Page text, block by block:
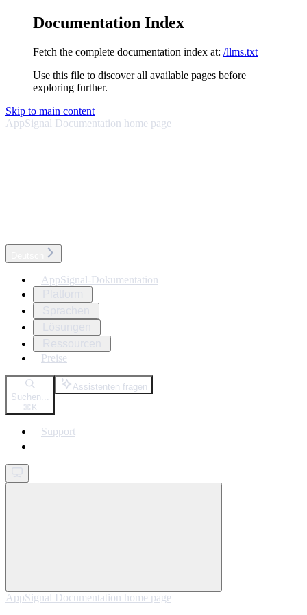
Documentation Index
Fetch the complete documentation index at: /llms.txt
Use this file to discover all available pages before
exploring further.
Skip to main content
AppSignal Documentation home page
AppSignal-Dokumentation
Preise
Suchen...
⌘ K
Assistenten fragen
Support
AppSignal Documentation home page